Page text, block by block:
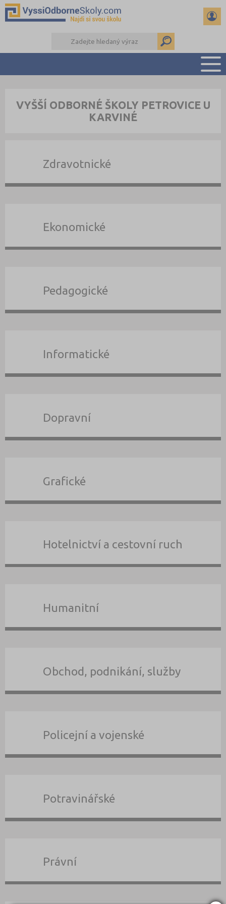
PŘÍPRAVA NA PŘIJÍMAČKY
KALENDÁŘ AKCÍ
VYŠŠÍ ODBORNÉ ŠKOLY PETROVICE U
KARVINÉ
Zdravotnické
Ekonomické
Pedagogické
Informatické
Dopravní
Grafické
Hotelnictví a cestovní ruch
Humanitní
Obchod, podnikání, služby
Policejní a vojenské
Potravinářské
Právní